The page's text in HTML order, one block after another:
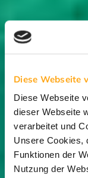
Diese Webseite
Diese Webseite
dieser Webseite
verarbeitet und
Unsere Cookies,
Funktionen der
Nutzung der